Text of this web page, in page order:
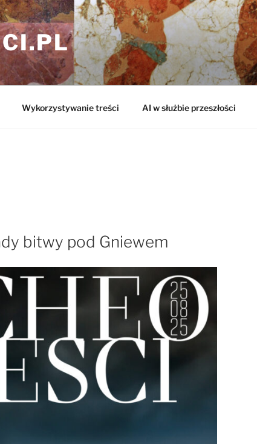
Wykorzystywanie treści AI w służbie przeszłości
bitwy pod Gniewem